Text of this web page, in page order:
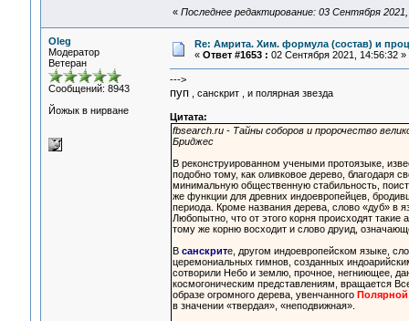
« Последнее редактирование: 03 Сентября
Oleg
Модератор
Ветеран
Сообщений: 8943
Йожык в нирване
Re: Амрита. Хим. формула (состав) и
« Ответ #1653 : 02 Сентября 2021, 14:56:32 »
--->
пуп, санскрит , и полярная звезда
Цитата:
fbsearch.ru - Тайны соборов и пророчество
Бриджес
В реконструированном учеными протоязыке,
подобно тому, как оливковое дерево, благодаря
минимальную общественную стабильность,
же функции для древних индоевропейцев,
периода. Кроме названия дерева, слово «дуб» в
Любопытно, что от этого корня происходят такие
тому же корню восходит и слово друид,
В санскрите, другом индоевропейском языке,
церемониальных гимнов, созданных
сотворили Небо и землю, прочное, негниющее,
космогоническим представлениям, вращается
образе огромного дерева, увенчанного Полярной
в значении «твердая», «неподвижная».